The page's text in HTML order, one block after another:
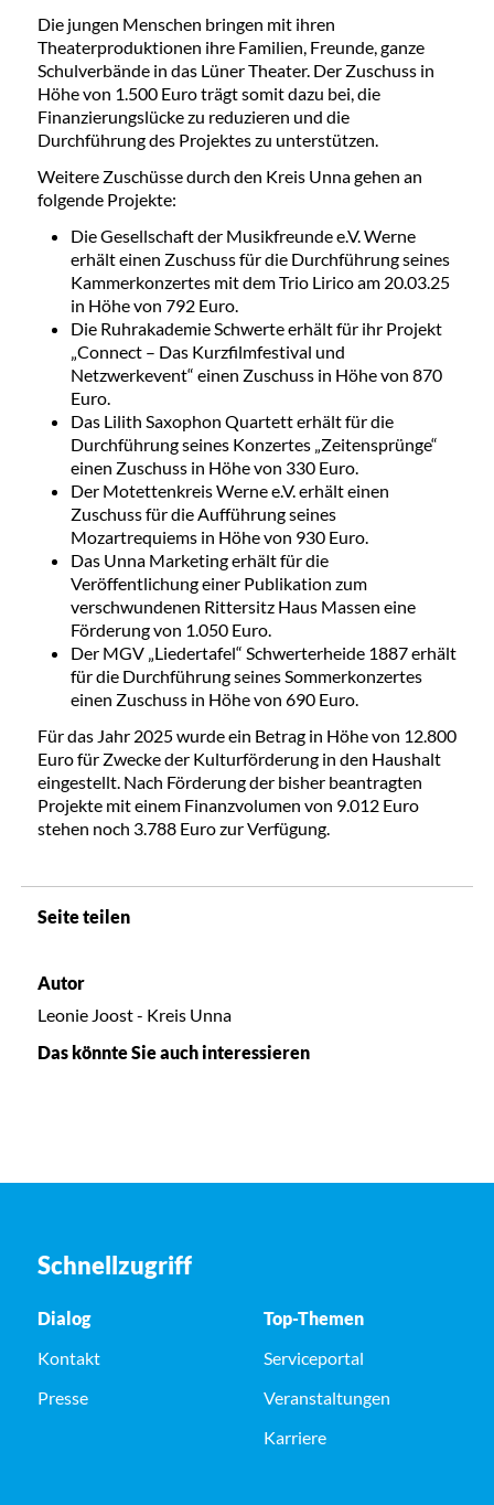
Die jungen Menschen bringen mit ihren
Theaterproduktionen ihre Familien, Freunde, ganze
Schulverbände in das Lüner Theater. Der Zuschuss in
Höhe von 1.500 Euro trägt somit dazu bei, die
Finanzierungslücke zu reduzieren und die
Durchführung des Projektes zu unterstützen.
Weitere Zuschüsse durch den Kreis Unna gehen an
folgende Projekte:
Die Gesellschaft der Musikfreunde e.V. Werne
erhält einen Zuschuss für die Durchführung seines
Kammerkonzertes mit dem Trio Lirico am 20.03.25
in Höhe von 792 Euro.
Die Ruhrakademie Schwerte erhält für ihr Projekt
„Connect – Das Kurzfilmfestival und
Netzwerkevent“ einen Zuschuss in Höhe von 870
Euro.
Das Lilith Saxophon Quartett erhält für die
Durchführung seines Konzertes „Zeitensprünge“
einen Zuschuss in Höhe von 330 Euro.
Der Motettenkreis Werne e.V. erhält einen
Zuschuss für die Aufführung seines
Mozartrequiems in Höhe von 930 Euro.
Das Unna Marketing erhält für die
Veröffentlichung einer Publikation zum
verschwundenen Rittersitz Haus Massen eine
Förderung von 1.050 Euro.
Der MGV „Liedertafel“ Schwerterheide 1887 erhält
für die Durchführung seines Sommerkonzertes
einen Zuschuss in Höhe von 690 Euro.
Für das Jahr 2025 wurde ein Betrag in Höhe von 12.800
Euro für Zwecke der Kulturförderung in den Haushalt
eingestellt. Nach Förderung der bisher beantragten
Projekte mit einem Finanzvolumen von 9.012 Euro
stehen noch 3.788 Euro zur Verfügung.
Seite teilen
Autor
Leonie Joost - Kreis Unna
Das könnte Sie auch interessieren
Schnellzugriff
Dialog
Kontakt
Presse
Top-Themen
Serviceportal
Veranstaltungen
Karriere